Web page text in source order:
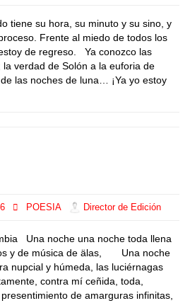
tiene su hora, su minuto y su sino, y
Frente al miedo de todos los
de regreso. Ya conozco las
verdad de Solón a la euforia de
las noches de luna… ¡Ya yo estoy
POESIA Director de Edición
Una noche una noche toda llena
y de música de älas, Una noche
nupcial y húmeda, las luciérnagas
contra mí ceñida, toda,
de amarguras infinitas,